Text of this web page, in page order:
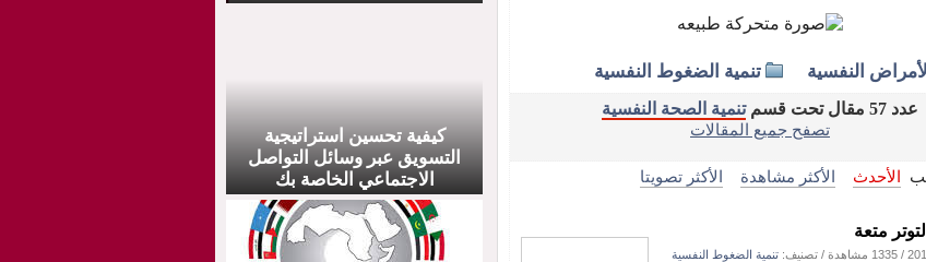
النفسية تنمية الضغوط النفسية
عدد 57 مقال تحت قسم
تنمية الصحة النفسية
تصفح جميع المقالات
الأحدث الأكثر مشاهدة الأكثر تصويتا
متعة
/ 1335 مشاهدة / تصنيف: تنمية الضغوط النفسية
كيفية تحسين استراتيجية
التسويق عبر وسائل التواصل
الاجتماعي الخاصة بك